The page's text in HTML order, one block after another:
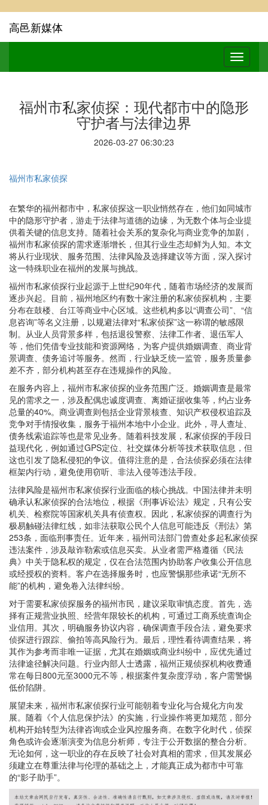
高邑新媒体
福州市私家侦探：现代都市中的隐形
守护者与法律边界
2026-03-27 06:30:23
福州市私家侦探
在繁华的福州都市中，私家侦探这一职业悄然存在，他们如同城市
中的隐形守护者，游走于法律与道德的边缘，为无数个体与企业提
供着关键的信息支持。随着社会关系的复杂化与商业竞争的加剧，
福州市私家侦探的需求逐渐增长，但其行业生态却鲜为人知。本文
将从行业现状、服务范围、法律风险及选择建议等方面，深入探讨
这一特殊职业在福州的发展与挑战。
福州市私家侦探行业起源于上世纪90年代，随着市场经济的发展而
逐步兴起。目前，福州地区约有数十家注册的私家侦探机构，主要
分布在鼓楼、台江等商业中心区域。这些机构多以“调查公司”、“信
息咨询”等名义注册，以规避法律对“私家侦探”这一称谓的敏感限
制。从业人员背景多样，包括退役警察、法律工作者、退伍军人
等，他们凭借专业技能和资源网络，为客户提供婚姻调查、商业背
景调查、债务追讨等服务。然而，行业缺乏统一监管，服务质量参
差不齐，部分机构甚至存在违规操作的风险。
在服务内容上，福州市私家侦探的业务范围广泛。婚姻调查是最常
见的需求之一，涉及配偶忠诚度调查、离婚证据收集等，约占业务
总量的40%。商业调查则包括企业背景核查、知识产权侵权追踪及
竞争对手情报收集，服务于福州本地中小企业。此外，寻人查址、
债务线索追踪等也是常见业务。随着科技发展，私家侦探的手段日
益现代化，例如通过GPS定位、社交媒体分析等技术获取信息，但
这也引发了隐私侵犯的争议。值得注意的是，合法侦探必须在法律
框架内行动，避免使用窃听、非法入侵等违法手段。
法律风险是福州市私家侦探行业面临的核心挑战。中国法律并未明
确承认私家侦探的合法地位，根据《刑事诉讼法》规定，只有公安
机关、检察院等国家机关具有侦查权。因此，私家侦探的调查行为
极易触碰法律红线，如非法获取公民个人信息可能违反《刑法》第
253条，面临刑事责任。近年来，福州司法部门曾查处多起私家侦探
违法案件，涉及敲诈勒索或信息买卖。从业者需严格遵循《民法
典》中关于隐私权的规定，仅在合法范围内协助客户收集公开信息
或经授权的资料。客户在选择服务时，也应警惕那些承诺“无所不
能”的机构，避免卷入法律纠纷。
对于需要私家侦探服务的福州市民，建议采取审慎态度。首先，选
择有正规营业执照、经营年限较长的机构，可通过工商系统查询企
业信用。其次，明确服务协议内容，确保调查手段合法，避免要求
侦探进行跟踪、偷拍等高风险行为。最后，理性看待调查结果，将
其作为参考而非唯一证据，尤其在婚姻或商业纠纷中，应优先通过
法律途径解决问题。行业内部人士透露，福州正规侦探机构收费通
常在每日800元至3000元不等，根据案件复杂度浮动，客户需警惕
低价陷阱。
展望未来，福州市私家侦探行业可能朝着专业化与合规化方向发
展。随着《个人信息保护法》的实施，行业操作将更加规范，部分
机构开始转型为法律咨询或企业风控服务商。在数字化时代，侦探
角色或许会逐渐演变为信息分析师，专注于公开数据的整合分析。
无论如何，这一职业的存在反映了社会对真相的需求，但其发展必
须建立在尊重法律与伦理的基础之上，才能真正成为都市中可靠
的“影子助手”。